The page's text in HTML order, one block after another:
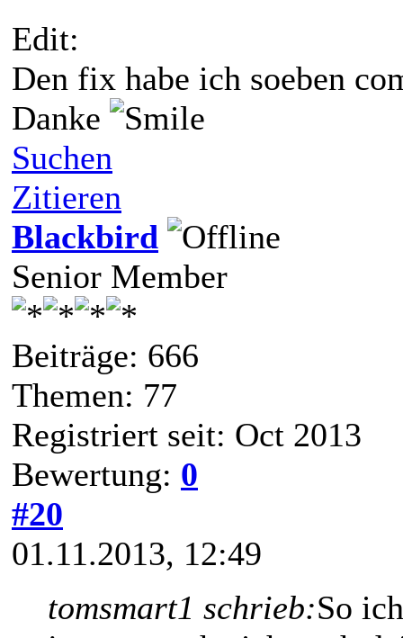
Edit:
Den fix habe ich soeben
Danke
Suchen
Zitieren
Blackbird
Senior Member
Beiträge: 666
Themen: 77
Registriert seit: Oct 2013
Bewertung: 0
#20
01.11.2013, 12:49
tomsmart1 schrieb:So